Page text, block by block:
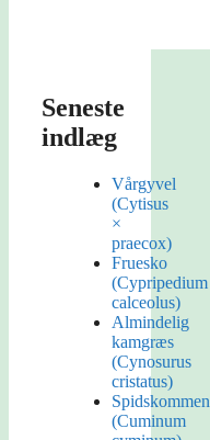
Seneste
indlæg
Vårgyvel
(Cytisus
×
praecox)
Fruesko
(Cypripedium
calceolus)
Almindelig
kamgræs
(Cynosurus
cristatus)
Spidskommen
(Cuminum